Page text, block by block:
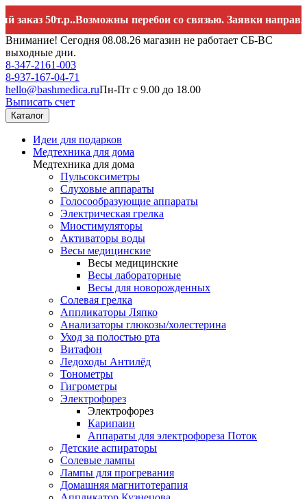
перебои со связью. Заявки направляйте
Внимание! Сегодня 08.08.26 магазин не работает СБ-ВС
выходные дни.
8-347-2161-003
8-937-167-04-71
hello@bashmedica.ruПн-Пт с 9.00 до 18.00
Выписать счет
Каталог
Идеи для подарков
Медтехника для дома
Медтехника для дома
Пульсоксиметры
Слуховые аппараты
Голосообразующие аппараты
Электрическая грелка
Миостимуляторы
Активаторы воды
Весы медицинские
Весы медицинские
Весы лабораторные
Весы для новорожденных
Солевая грелка
Аппликаторы Ляпко
Анализаторы глюкозы/холестерина
Уход за полостью рта
Витафон
Ледоходы Антилёд
Тонометры
Гигрометры
Электрофорез
Электрофорез
Карипаин
Аппараты для электрофореза Поток
Детские аспираторы
Солевые лампы
Лампы для прогревания
Домашняя магнитотерапия